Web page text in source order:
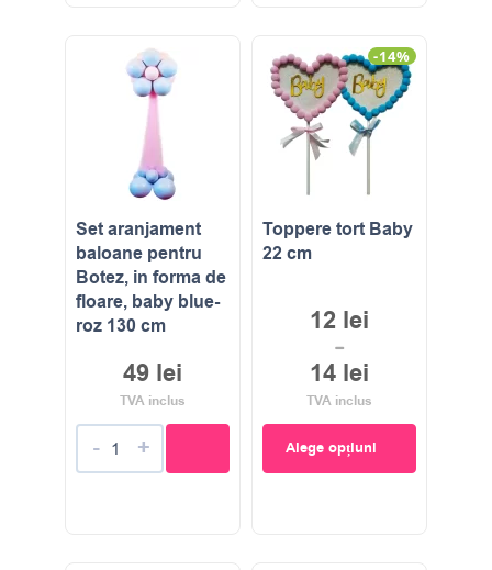
Set aranjament
baloane pentru
Botez, in forma de
floare, baby blue-
roz 130 cm
49 lei
TVA inclus
- +
-14%
Toppere tort Baby
22 cm
12 lei
–
14 lei
TVA inclus
Alege opțiuni